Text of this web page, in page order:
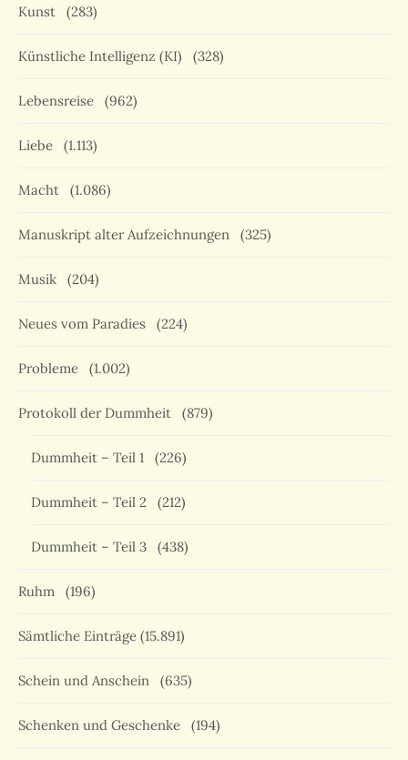
Kunst (283)
Künstliche Intelligenz (KI) (328)
Lebensreise (962)
Liebe (1.113)
Macht (1.086)
Manuskript alter Aufzeichnungen (325)
Musik (204)
Neues vom Paradies (224)
Probleme (1.002)
Protokoll der Dummheit (879)
Dummheit – Teil 1 (226)
Dummheit – Teil 2 (212)
Dummheit – Teil 3 (438)
Ruhm (196)
Sämtliche Einträge (15.891)
Schein und Anschein (635)
Schenken und Geschenke (194)